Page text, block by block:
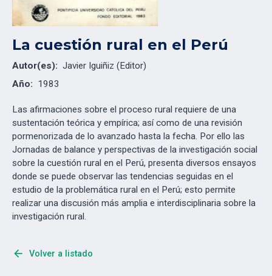
La cuestión rural en el Perú
Autor(es): Javier Iguiñiz (Editor)
Año: 1983
Las afirmaciones sobre el proceso rural requiere de una
sustentación teórica y empírica; así como de una revisión
pormenorizada de lo avanzado hasta la fecha. Por ello las
Jornadas de balance y perspectivas de la investigación social
sobre la cuestión rural en el Perú, presenta diversos ensayos
donde se puede observar las tendencias seguidas en el
estudio de la problemática rural en el Perú; esto permite
realizar una discusión más amplia e interdisciplinaria sobre la
investigación rural.
arrow_back Volver a listado